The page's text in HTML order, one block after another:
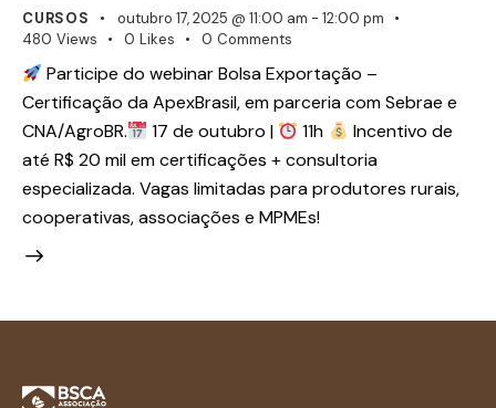
CURSOS outubro 17, 2025 @ 11:00 am - 12:00 pm
480 Views 0 Likes 0 Comments
Participe do webinar Bolsa Exportação –
Certificação da ApexBrasil, em parceria com Sebrae e
CNA/AgroBR.
17 de outubro | 11h
Incentivo de
até R$ 20 mil em certificações + consultoria
especializada. Vagas limitadas para produtores rurais,
cooperativas, associações e MPMEs!